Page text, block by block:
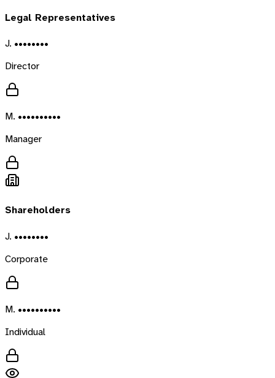
Legal Representatives
J. ••••••••
Director
M. ••••••••••
Manager
Shareholders
J. ••••••••
Corporate
M. ••••••••••
Individual